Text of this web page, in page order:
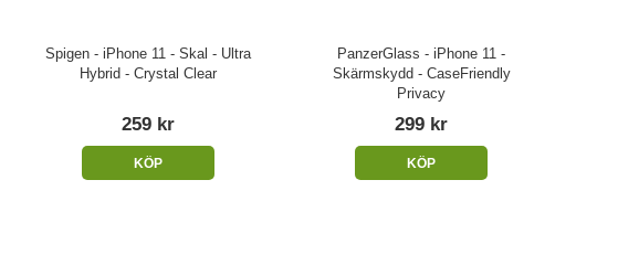
Spigen - iPhone 11 - Skal - Ultra
Hybrid - Crystal Clear
259 kr
KÖP
PanzerGlass - iPhone 11 -
Skärmskydd - CaseFriendly
Privacy
299 kr
KÖP